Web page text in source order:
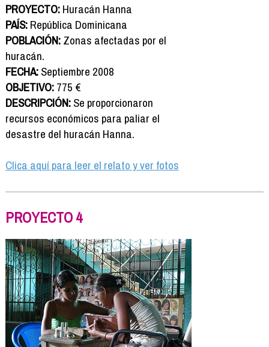
PROYECTO:Huracán Hanna
PAÍS:República Dominicana
POBLACIÓN:Zonas afectadas por el
huracán.
FECHA:Septiembre 2008
OBJETIVO:775 €
DESCRIPCIÓN:Se proporcionaron
recursos económicos para paliar el
desastre del huracán Hanna.
Clica aquí para leer el relato y ver fotos
PROYECTO 4